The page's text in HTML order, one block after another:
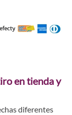
en tienda y
diferentes